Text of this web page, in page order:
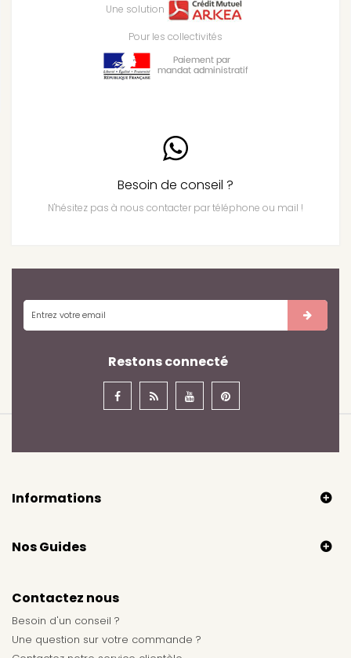
Une solution
Pour les collectivités
Besoin de conseil ?
N'hésitez pas à nous contacter par téléphone ou mail !
Restons connecté
Informations
Nos Guides
Contactez nous
Besoin d'un conseil ?
Une question sur votre commande ?